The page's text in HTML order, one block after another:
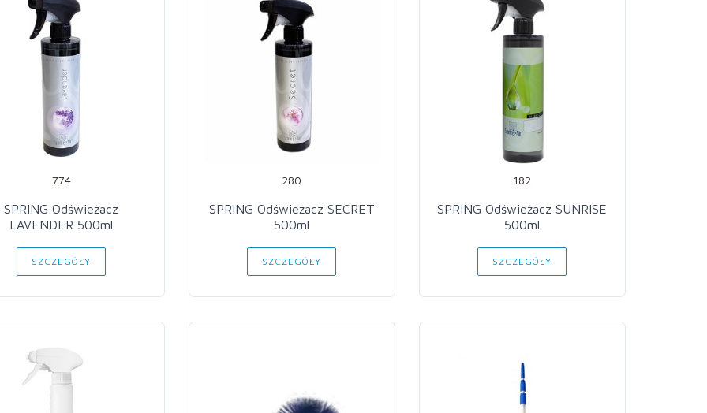
774
SPRING Odświeżacz
LAVENDER 500ml
SZCZEGÓŁY
280
SPRING Odświeżacz SECRET
500ml
SZCZEGÓŁY
182
SPRING Odświeżacz SUNRISE
500ml
SZCZEGÓŁY